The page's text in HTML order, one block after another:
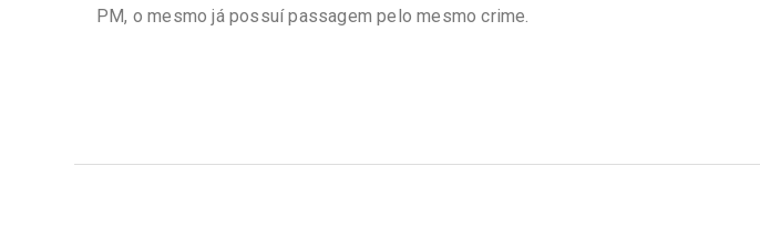
PM, o mesmo já possuí passagem pelo mesmo crime.